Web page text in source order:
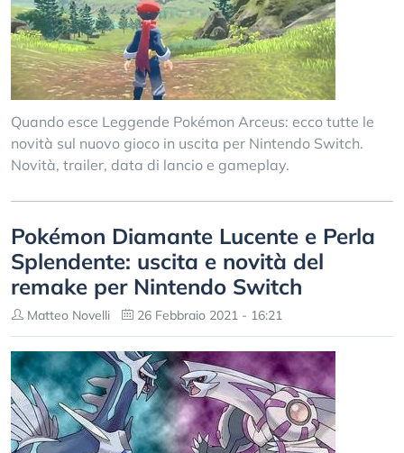
Quando esce Leggende Pokémon Arceus: ecco tutte le
novità sul nuovo gioco in uscita per Nintendo Switch.
Novità, trailer, data di lancio e gameplay.
Pokémon Diamante Lucente e Perla
Splendente: uscita e novità del
remake per Nintendo Switch
Matteo Novelli 26 Febbraio 2021 - 16:21